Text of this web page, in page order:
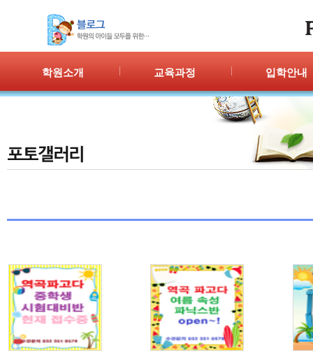
학원소개
학원시설
교육과정 입학안내
입학절차
신청/결과